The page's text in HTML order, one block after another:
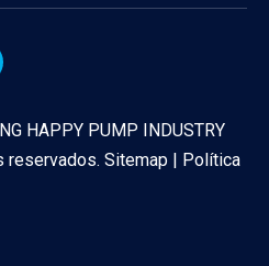
HAPPY PUMP INDUSTRY
reservados. Sitemap | Política